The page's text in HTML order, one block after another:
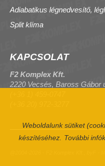
Weboldalunk sütiket
készítéséhez.
További
Adiabatikus légnedvesítő,
Split klíma
KAPCSOLAT
F2 Komplex Kft.
2220 Vecsés, Baross Gábor